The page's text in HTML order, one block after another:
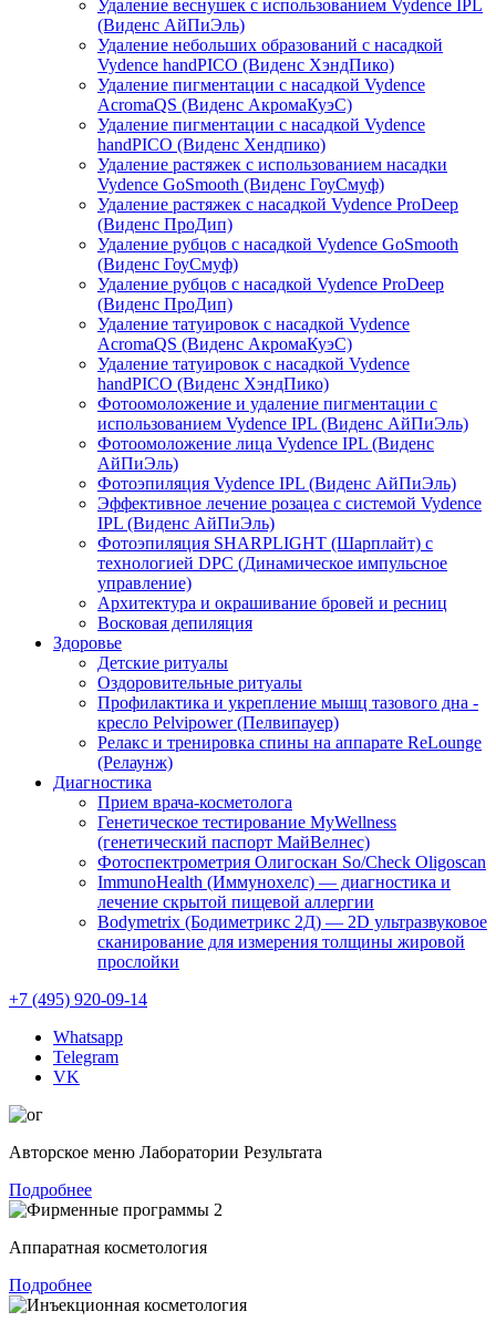
Удаление веснушек с использованием Vydence IPL
(Виденс АйПиЭль)
Удаление небольших образований с насадкой
Vydence handPICO (Виденс ХэндПико)
Удаление пигментации с насадкой Vydence
AcromaQS (Виденс АкромаКуэС)
Удаление пигментации с насадкой Vydence
handPICO (Виденс Хендпико)
Удаление растяжек с использованием насадки
Vydence GoSmooth (Виденс ГоуСмуф)
Удаление растяжек с насадкой Vydence ProDeep
(Виденс ПроДип)
Удаление рубцов с насадкой Vydence GoSmooth
(Виденс ГоуСмуф)
Удаление рубцов с насадкой Vydence ProDeep
(Виденс ПроДип)
Удаление татуировок с насадкой Vydence
AcromaQS (Виденс АкромаКуэС)
Удаление татуировок с насадкой Vydence
handPICO (Виденс ХэндПико)
Фотоомоложение и удаление пигментации с
использованием Vydence IPL (Виденс АйПиЭль)
Фотоомоложение лица Vydence IPL (Виденс
АйПиЭль)
Фотоэпиляция Vydence IPL (Виденс АйПиЭль)
Эффективное лечение розацеа с системой Vydence
IPL (Виденс АйПиЭль)
Фотоэпиляция SHARPLIGHT (Шарплайт) с
технологией DPC (Динамическое импульсное
управление)
Архитектура и окрашивание бровей и ресниц
Восковая депиляция
Здоровье
Детские ритуалы
Оздоровительные ритуалы
Профилактика и укрепление мышц тазового дна -
кресло Pelvipower (Пелвипауер)
Релакс и тренировка спины на аппарате ReLounge
(Релаунж)
Диагностика
Прием врача-косметолога
Генетическое тестирование MyWellness
(генетический паспорт МайВелнес)
Фотоспектрометрия Олигоскан So/Check Oligoscan
ImmunoHealth (Иммунохелс) — диагностика и
лечение скрытой пищевой аллергии
Bodymetrix (Бодиметрикс 2Д) — 2D ультразвуковое
сканирование для измерения толщины жировой
прослойки
+7 (495) 920-09-14
Whatsapp
Telegram
VK
Авторское меню Лаборатории Результата
Подробнее
Аппаратная косметология
Подробнее